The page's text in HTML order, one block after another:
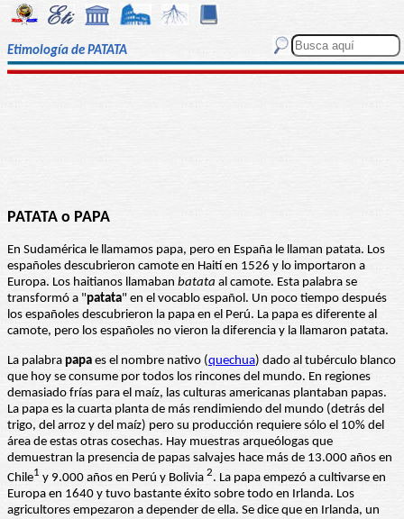
Etimología de PATATA
PATATA o PAPA
En Sudamérica le llamamos papa, pero en España le llaman patata. Los
españoles descubrieron camote en Haití en 1526 y lo importaron a
Europa. Los haitianos llamaban batata al camote. Esta palabra se
transformó a "patata" en el vocablo español. Un poco tiempo después
los españoles descubrieron la papa en el Perú. La papa es diferente al
camote, pero los españoles no vieron la diferencia y la llamaron patata.
La palabra papa es el nombre nativo (quechua) dado al tubérculo blanco
que hoy se consume por todos los rincones del mundo. En regiones
demasiado frías para el maíz, las culturas americanas plantaban papas.
La papa es la cuarta planta de más rendimiendo del mundo (detrás del
trigo, del arroz y del maíz) pero su producción requiere sólo el 10% del
área de estas otras cosechas. Hay muestras arqueólogas que
demuestran la presencia de papas salvajes hace más de 13.000 años en
Chile1 y 9.000 años en Perú y Bolivia 2. La papa empezó a cultivarse en
Europa en 1640 y tuvo bastante éxito sobre todo en Irlanda. Los
agricultores empezaron a depender de ella. Se dice que en Irlanda, un